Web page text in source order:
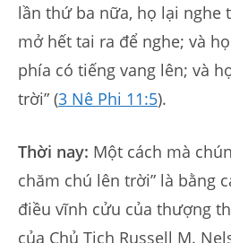
lần thứ ba nữa, họ lại nghe
mở hết tai ra để nghe; và
phía có tiếng vang lên; và
trời” (3 Nê Phi 11:5).
Thời nay: Một cách mà
chăm chú lên trời” là bằng
điều vĩnh cửu của thượng
của Chủ Tịch Russell M.